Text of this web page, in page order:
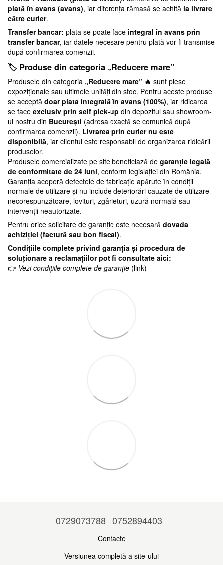
plată în avans (avans), iar diferența rămasă se achită la livrare
către curier.
Transfer bancar: plata se poate face integral în avans prin
transfer bancar, iar datele necesare pentru plată vor fi transmise
după confirmarea comenzii.
🏷️ Produse din categoria „Reducere mare”
Produsele din categoria „Reducere mare” 🔥 sunt piese
expoziționale sau ultimele unități din stoc. Pentru aceste produse
se acceptă doar plata integrală în avans (100%), iar ridicarea
se face exclusiv prin self pick-up din depozitul sau showroom-
ul nostru din București (adresa exactă se comunică după
confirmarea comenzii). Livrarea prin curier nu este
disponibilă, iar clientul este responsabil de organizarea ridicării
produselor.
Produsele comercializate pe site beneficiază de garanție legală
de conformitate de 24 luni, conform legislației din România.
Garanția acoperă defectele de fabricație apărute în condiții
normale de utilizare și nu include deteriorări cauzate de utilizare
necorespunzătoare, lovituri, zgârieturi, uzură normală sau
intervenții neautorizate.
Pentru orice solicitare de garanție este necesară dovada
achiziției (factură sau bon fiscal).
Condițiile complete privind garanția și procedura de
soluționare a reclamațiilor pot fi consultate aici:
👉 Vezi condițiile complete de garanție (link)
0729073788 0752894403
Contacte
Versiunea completă a site-ului